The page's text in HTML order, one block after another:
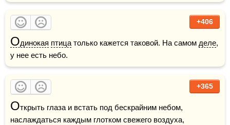
+406
Одинокая птица только кажется таковой. На самом деле,
у нее есть небо.
+365
Открыть глаза и встать под бескрайним небом,
наслаждаться каждым глотком свежего воздуха,